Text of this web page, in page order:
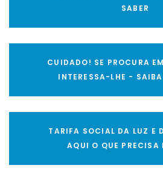
SABER
CUIDADO! SE PROCURA
INTERESSA-LHE -
TARIFA SOCIAL DA LUZ E
AQUI O QUE PRECISA